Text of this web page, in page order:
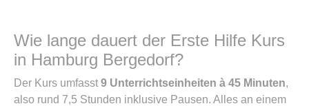
Wie lange dauert der Erste Hilfe Kurs
in Hamburg Bergedorf?
Der Kurs umfasst 9 Unterrichtseinheiten à 45 Minuten,
also rund 7,5 Stunden inklusive Pausen. Alles an einem